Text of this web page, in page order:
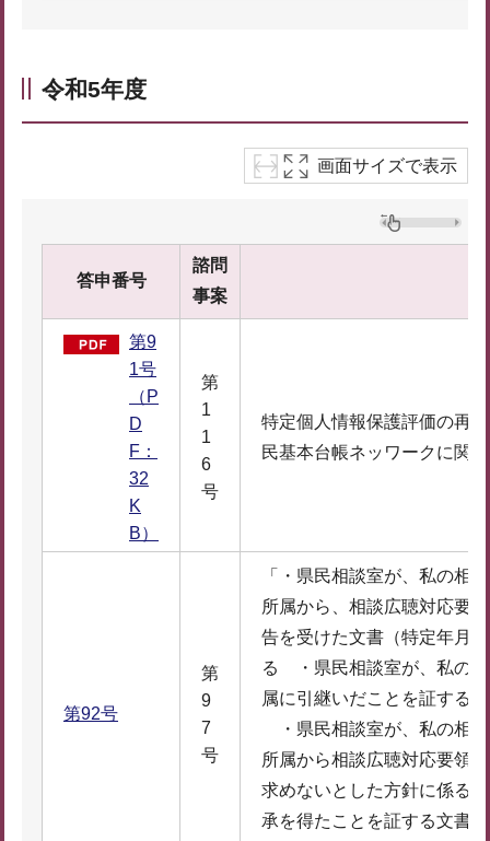
令和5年度
画面サイズで表示
答申番号
諮問
事案
第9
1号
（P
D
F：
32
K
B）
第
1
1
6
号
特定個人情報保護評価の再
民基本台帳ネッワークに関
第92号
第
9
7
号
「・県民相談室が、私の相
所属から、相談広聴対応要
告を受けた文書（特定年月
る ・県民相談室が、私の
属に引継いだことを証する
・県民相談室が、私の相
所属から相談広聴対応要領
求めないとした方針に係る
承を得たことを証する文書